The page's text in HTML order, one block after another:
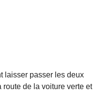
laisser passer les deux
de la voiture verte et